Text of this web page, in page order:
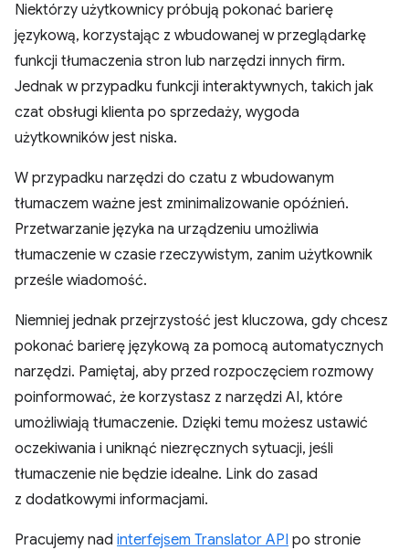
Niektórzy użytkownicy próbują pokonać barierę
językową, korzystając z wbudowanej w przeglądarkę
funkcji tłumaczenia stron lub narzędzi innych firm.
Jednak w przypadku funkcji interaktywnych, takich jak
czat obsługi klienta po sprzedaży, wygoda
użytkowników jest niska.
W przypadku narzędzi do czatu z wbudowanym
tłumaczem ważne jest zminimalizowanie opóźnień.
Przetwarzanie języka na urządzeniu umożliwia
tłumaczenie w czasie rzeczywistym, zanim użytkownik
prześle wiadomość.
Niemniej jednak przejrzystość jest kluczowa, gdy chcesz
pokonać barierę językową za pomocą automatycznych
narzędzi. Pamiętaj, aby przed rozpoczęciem rozmowy
poinformować, że korzystasz z narzędzi AI, które
umożliwiają tłumaczenie. Dzięki temu możesz ustawić
oczekiwania i uniknąć niezręcznych sytuacji, jeśli
tłumaczenie nie będzie idealne. Link do zasad
z dodatkowymi informacjami.
Pracujemy nad interfejsem Translator API po stronie